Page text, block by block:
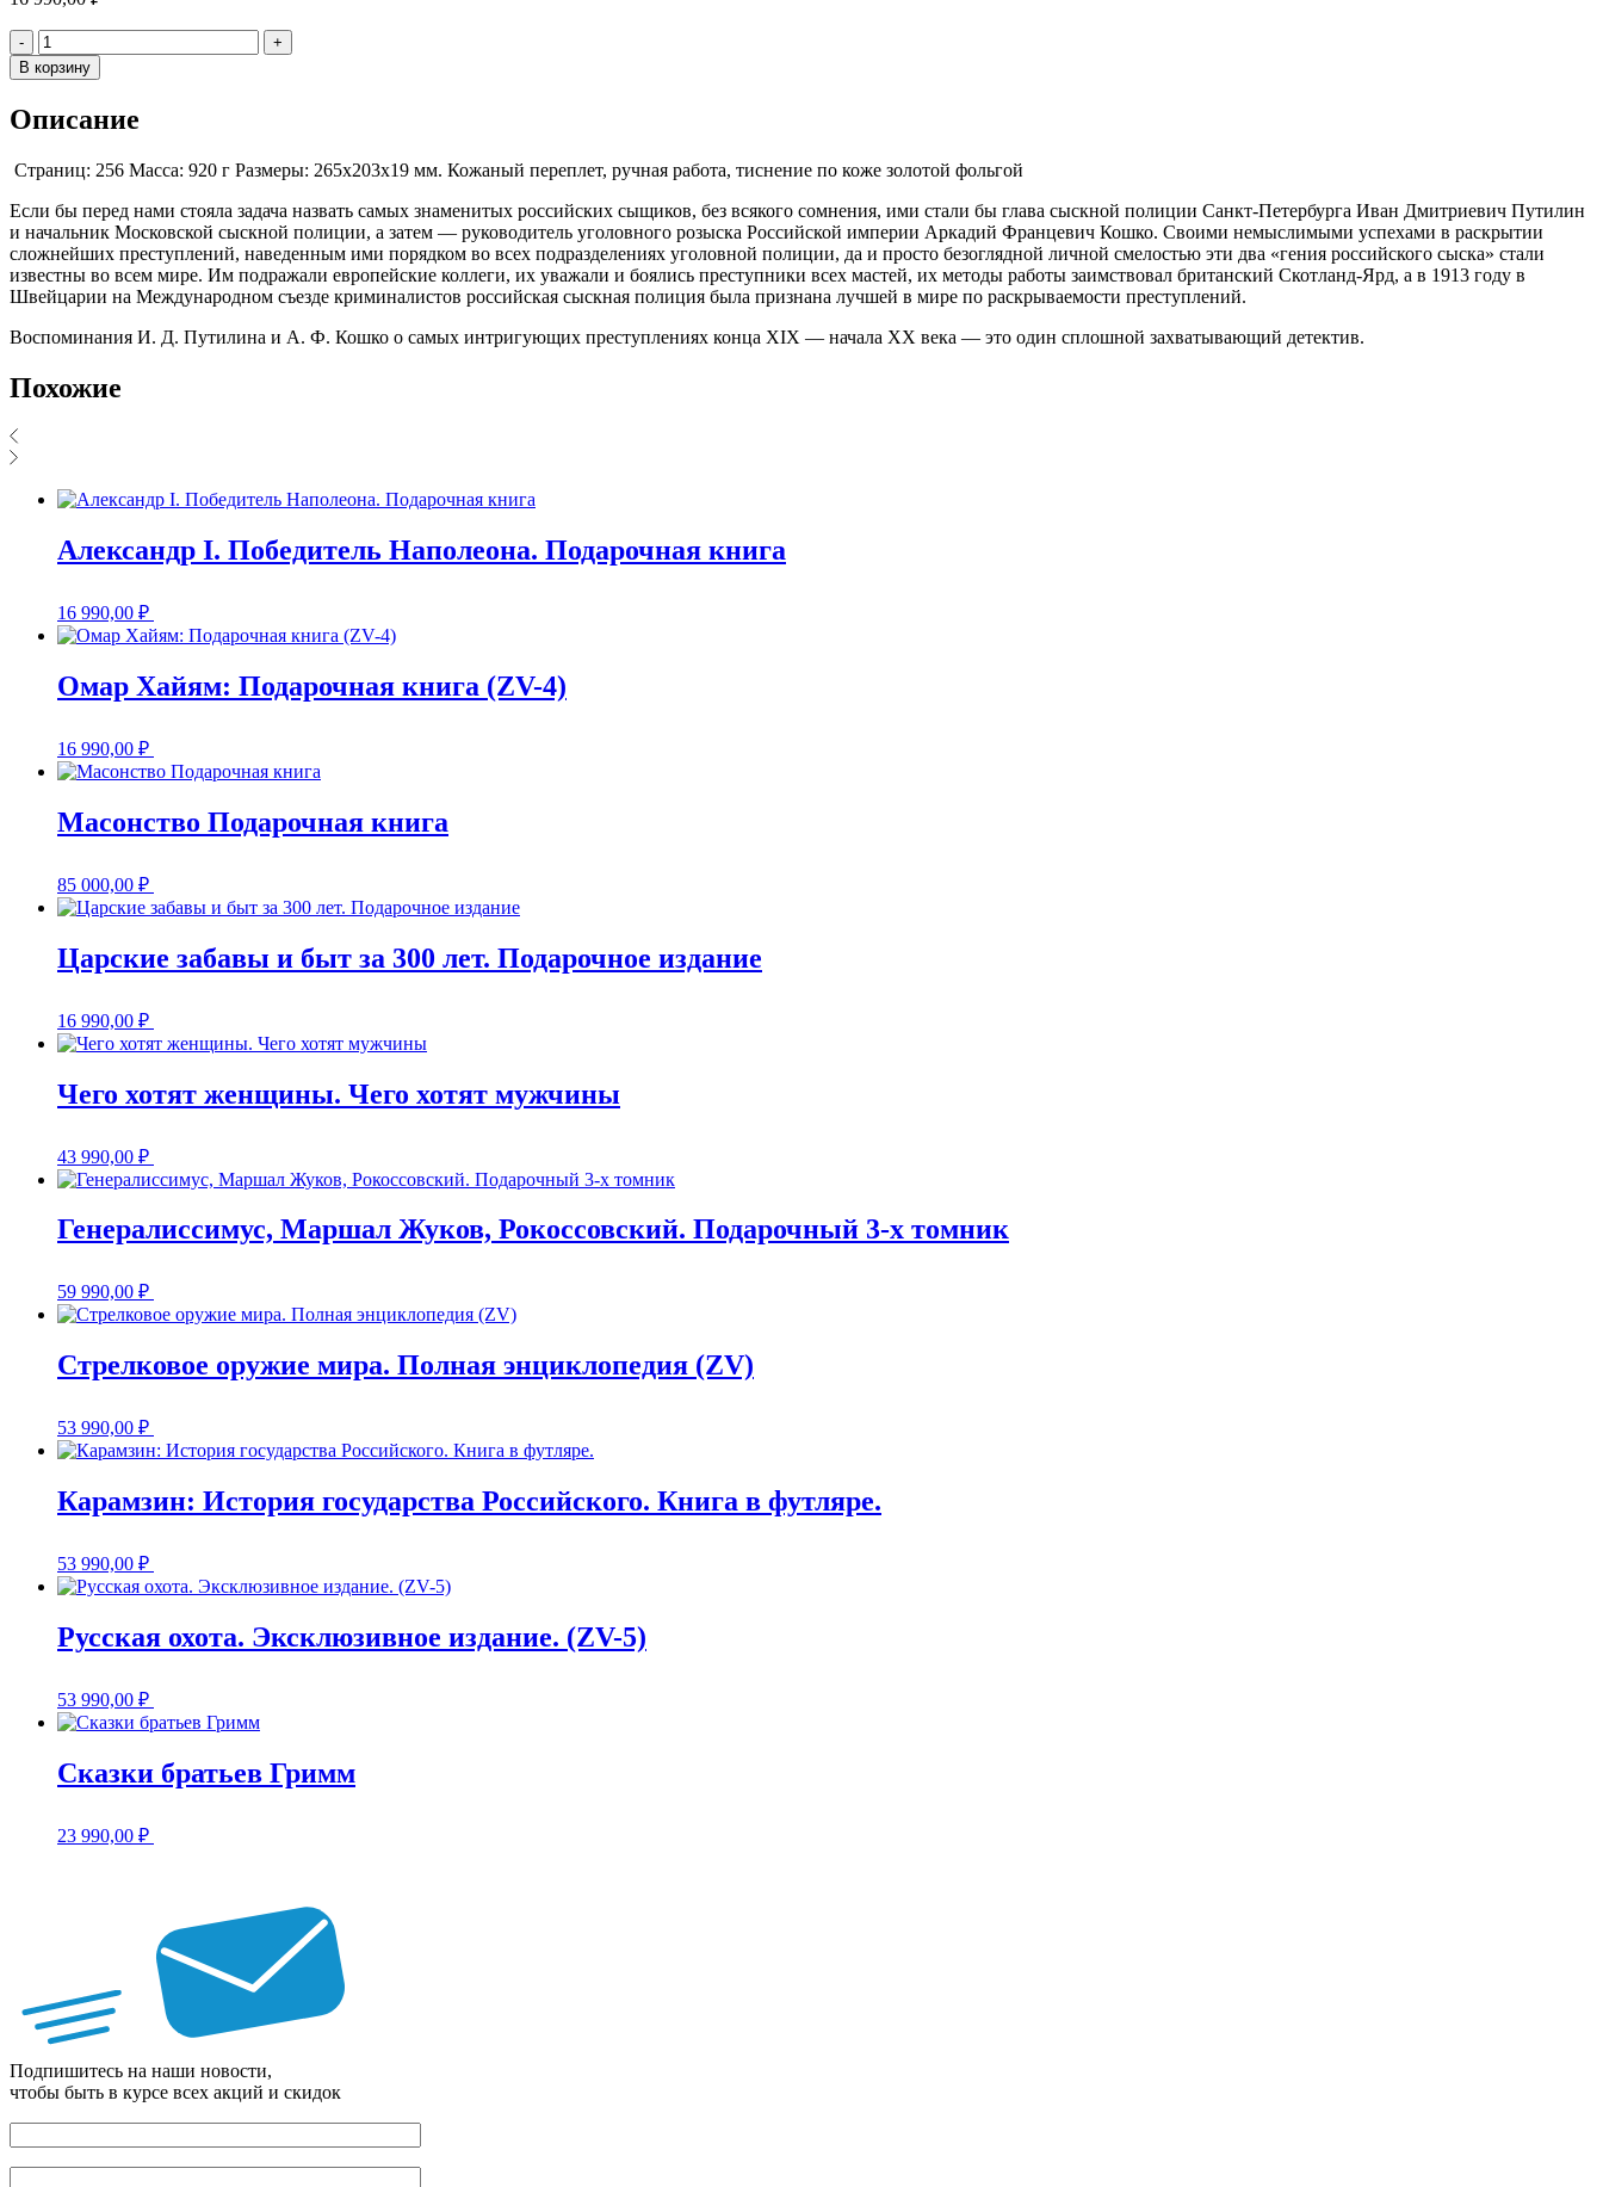
- Количество
+
В корзину
Описание
Страниц: 256 Масса: 920 г Размеры: 265x203x19 мм. Кожаный переплет, ручная работа, тиснение по коже золотой фольгой
Если бы перед нами стояла задача назвать самых знаменитых российских сыщиков, без всякого сомнения, ими стали бы глава сыскной полиции Санкт-Петербурга Иван Дмитриевич Путилин
и начальник Московской сыскной полиции, а затем — руководитель уголовного розыска Российской империи Аркадий Францевич Кошко. Своими немыслимыми успехами в раскрытии
сложнейших преступлений, наведенным ими порядком во всех подразделениях уголовной полиции, да и просто безоглядной личной смелостью эти два «гения российского сыска» стали
известны во всем мире. Им подражали европейские коллеги, их уважали и боялись преступники всех мастей, их методы работы заимствовал британский Скотланд-Ярд, а в 1913 году в
Швейцарии на Международном съезде криминалистов российская сыскная полиция была признана лучшей в мире по раскрываемости преступлений.
Воспоминания И. Д. Путилина и А. Ф. Кошко о самых интригующих преступлениях конца XIX — начала ХХ века — это один сплошной захватывающий детектив.
Похожие
Александр I. Победитель Наполеона. Подарочная книга
16 990,00 ₽
Омар Хайям: Подарочная книга (ZV-4)
16 990,00 ₽
Масонство Подарочная книга
85 000,00 ₽
Царские забавы и быт за 300 лет. Подарочное издание
16 990,00 ₽
Чего хотят женщины. Чего хотят мужчины
43 990,00 ₽
Генералиссимус, Маршал Жуков, Рокоссовский. Подарочный 3-х томник
59 990,00 ₽
Стрелковое оружие мира. Полная энциклопедия (ZV)
53 990,00 ₽
Карамзин: История государства Российского. Книга в футляре.
53 990,00 ₽
Русская охота. Эксклюзивное издание. (ZV-5)
53 990,00 ₽
Сказки братьев Гримм
23 990,00 ₽
Подпишитесь на наши новости,
чтобы быть в курсе всех акций и скидок